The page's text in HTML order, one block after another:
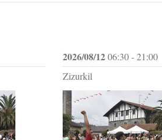
2026/08/1206:30 - 21:00
Zizurkil